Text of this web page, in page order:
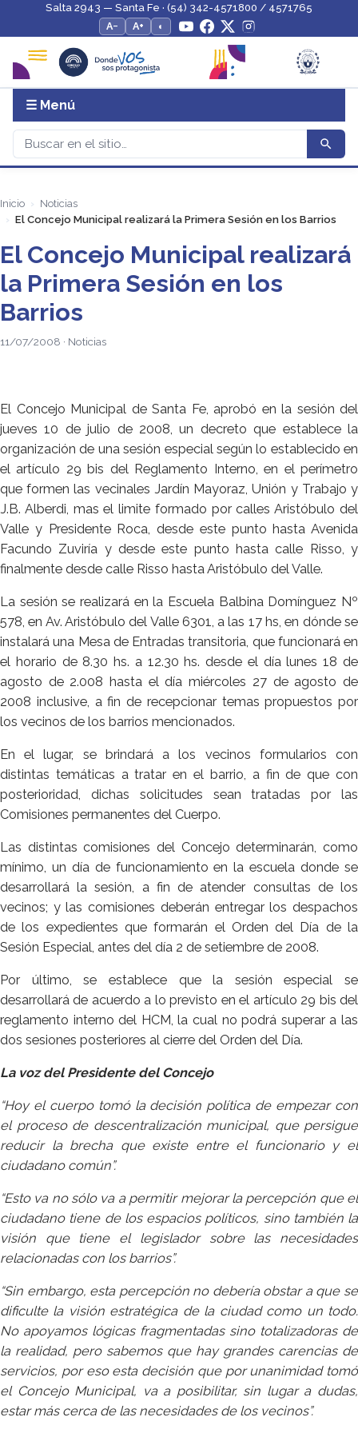
Salta 2943 — Santa Fe · (54) 342-4571800 / 4571765
A−
A+ ◐
☰ Menú
Inicio
Noticias
El Concejo Municipal realizará la Primera Sesión en los Barrios
El Concejo Municipal realizará
la Primera Sesión en los
Barrios
11/07/2008 · Noticias
El Concejo Municipal de Santa Fe, aprobó en la sesión del
jueves 10 de julio de 2008, un decreto que establece la
organización de una sesión especial según lo establecido en
el artículo 29 bis del Reglamento Interno, en el perímetro
que formen las vecinales Jardín Mayoraz, Unión y Trabajo y
J.B. Alberdi, mas el limite formado por calles Aristóbulo del
Valle y Presidente Roca, desde este punto hasta Avenida
Facundo Zuviría y desde este punto hasta calle Risso, y
finalmente desde calle Risso hasta Aristóbulo del Valle.
La sesión se realizará en la Escuela Balbina Domínguez Nº
578, en Av. Aristóbulo del Valle 6301, a las 17 hs, en dónde se
instalará una Mesa de Entradas transitoria, que funcionará en
el horario de 8.30 hs. a 12.30 hs. desde el día lunes 18 de
agosto de 2.008 hasta el día miércoles 27 de agosto de
2008 inclusive, a fin de recepcionar temas propuestos por
los vecinos de los barrios mencionados.
En el lugar, se brindará a los vecinos formularios con
distintas temáticas a tratar en el barrio, a fin de que con
posterioridad, dichas solicitudes sean tratadas por las
Comisiones permanentes del Cuerpo.
Las distintas comisiones del Concejo determinarán, como
mínimo, un día de funcionamiento en la escuela donde se
desarrollará la sesión, a fin de atender consultas de los
vecinos; y las comisiones deberán entregar los despachos
de los expedientes que formarán el Orden del Día de la
Sesión Especial, antes del día 2 de setiembre de 2008.
Por último, se establece que la sesión especial se
desarrollará de acuerdo a lo previsto en el artículo 29 bis del
reglamento interno del HCM, la cual no podrá superar a las
dos sesiones posteriores al cierre del Orden del Día.
La voz del Presidente del Concejo
“Hoy el cuerpo tomó la decisión política de empezar con
el proceso de descentralización municipal, que persigue
reducir la brecha que existe entre el funcionario y el
ciudadano común”.
“Esto va no sólo va a permitir mejorar la percepción que el
ciudadano tiene de los espacios políticos, sino también la
visión que tiene el legislador sobre las necesidades
relacionadas con los barrios”.
“Sin embargo, esta percepción no debería obstar a que se
dificulte la visión estratégica de la ciudad como un todo.
No apoyamos lógicas fragmentadas sino totalizadoras de
la realidad, pero sabemos que hay grandes carencias de
servicios, por eso esta decisión que por unanimidad tomó
el Concejo Municipal, va a posibilitar, sin lugar a dudas,
estar más cerca de las necesidades de los vecinos”.